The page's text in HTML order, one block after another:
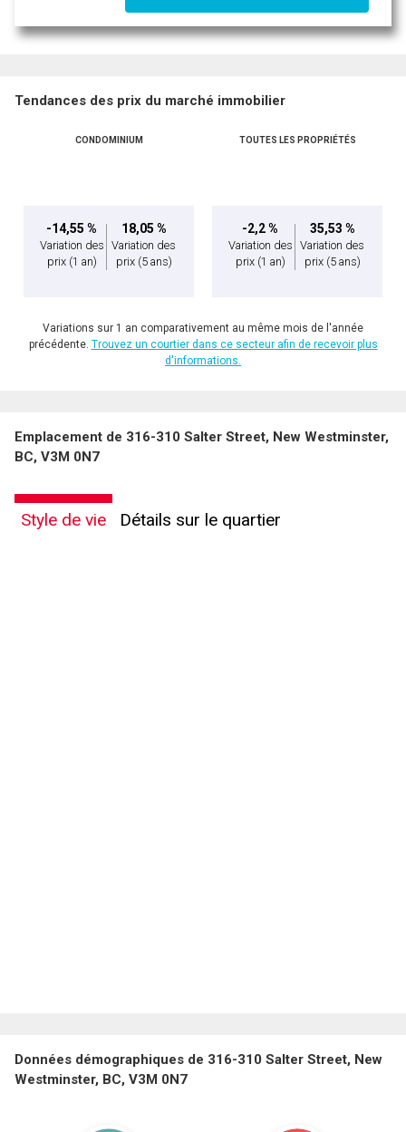
Tendances des prix du marché immobilier
CONDOMINIUM
-14,55 %
Variation des
prix (1 an)
18,05 %
Variation des
prix (5 ans)
TOUTES LES PROPRIÉTÉS
-2,2 %
Variation des
prix (1 an)
35,53 %
Variation des
prix (5 ans)
Variations sur 1 an comparativement au même mois de l'année
précédente. Trouvez un courtier dans ce secteur afin de recevoir plus
d'informations.
Emplacement de 316-310 Salter Street, New Westminster,
BC, V3M 0N7
Style de vie Détails sur le quartier
Données démographiques de 316-310 Salter Street, New
Westminster, BC, V3M 0N7